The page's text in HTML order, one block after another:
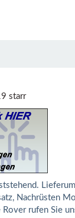
starr
Nachrüsten
rufen Sie